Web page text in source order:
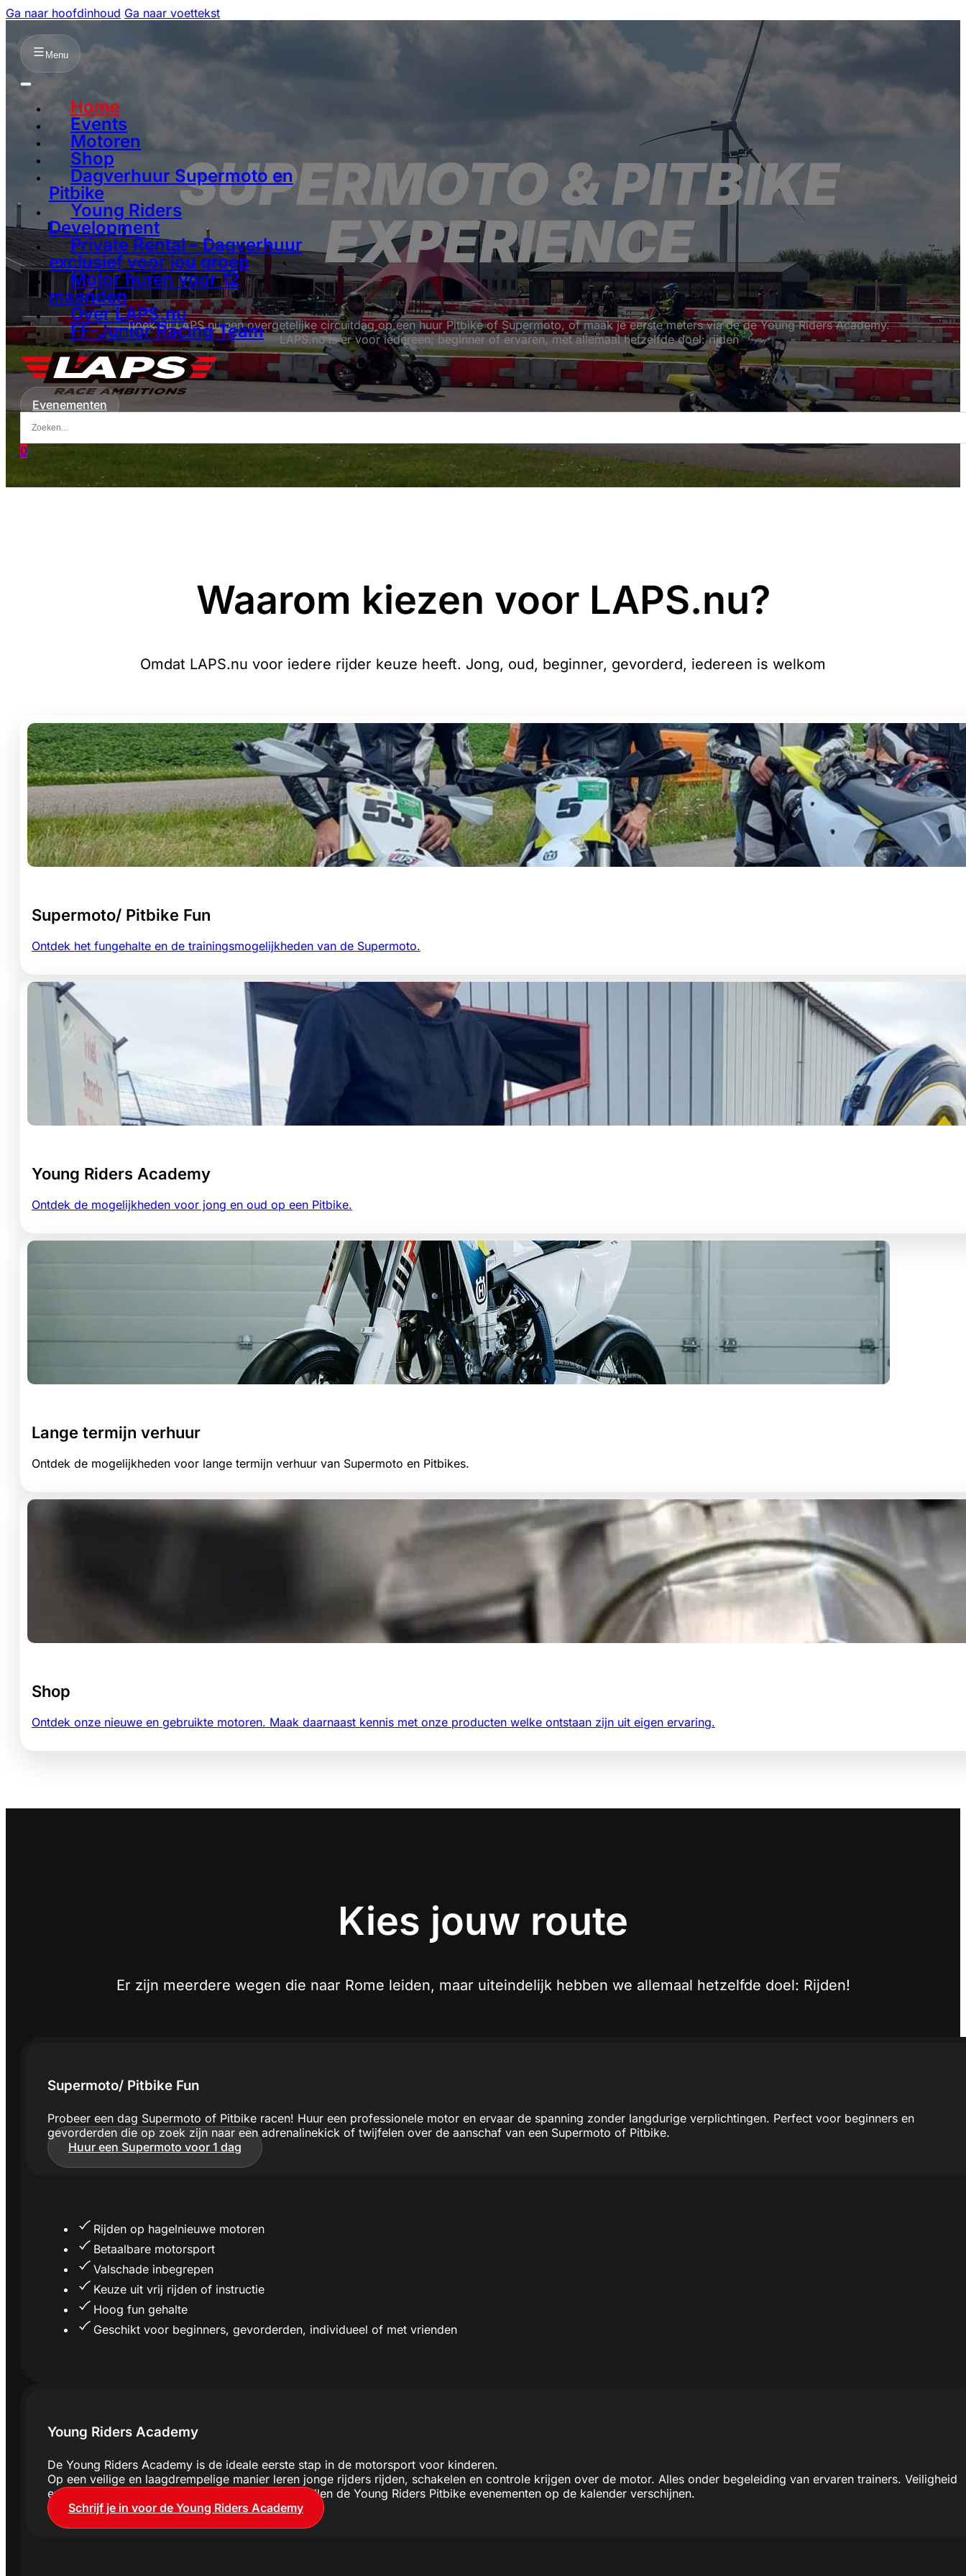
Ga naar hoofdinhoud Ga naar voettekst
Menu
Home
Events
Motoren
Shop
Dagverhuur Supermoto en
Pitbike
Young Riders
Development
Private Rental – Dagverhuur
exclusief voor jou groep
Motor huren voor 12
maanden
Over LAPS.nu
FF-Junior Racing Team
Evenementen
0
SUPERMOTO & PITBIKE
EXPERIENCE
Boek bij LAPS.nu een overgetelijke circuitdag op een huur Pitbike of Supermoto, of maak je eerste meters via de de Young Riders Academy.
LAPS.nu is er voor iedereen; beginner of ervaren, met allemaal hetzelfde doel: rijden
Waarom kiezen voor LAPS.nu?
Omdat LAPS.nu voor iedere rijder keuze heeft. Jong, oud, beginner, gevorderd, iedereen is welkom
Supermoto/ Pitbike Fun
Ontdek het fungehalte en de trainingsmogelijkheden van de Supermoto.
Young Riders Academy
Ontdek de mogelijkheden voor jong en oud op een Pitbike.
Lange termijn verhuur
Ontdek de mogelijkheden voor lange termijn verhuur van Supermoto en Pitbikes.
Shop
Ontdek onze nieuwe en gebruikte motoren. Maak daarnaast kennis met onze producten welke ontstaan zijn uit eigen ervaring.
Kies jouw route
Er zijn meerdere wegen die naar Rome leiden, maar uiteindelijk hebben we allemaal hetzelfde doel: Rijden!
Supermoto/ Pitbike Fun
Probeer een dag Supermoto of Pitbike racen! Huur een professionele motor en ervaar de spanning zonder langdurige verplichtingen. Perfect voor beginners en
gevorderden die op zoek zijn naar een adrenalinekick of twijfelen over de aanschaf van een Supermoto of Pitbike.
Huur een Supermoto voor 1 dag
Rijden op hagelnieuwe motoren
Betaalbare motorsport
Valschade inbegrepen
Keuze uit vrij rijden of instructie
Hoog fun gehalte
Geschikt voor beginners, gevorderden, individueel of met vrienden
Young Riders Academy
De Young Riders Academy is de ideale eerste stap in de motorsport voor kinderen.
Op een veilige en laagdrempelige manier leren jonge rijders rijden, schakelen en controle krijgen over de motor. Alles onder begeleiding van ervaren trainers. Veiligheid
en plezier staan altijd voorop. Medio juli 2026 zullen de Young Riders Pitbike evenementen op de kalender verschijnen.
Schrijf je in voor de Young Riders Academy